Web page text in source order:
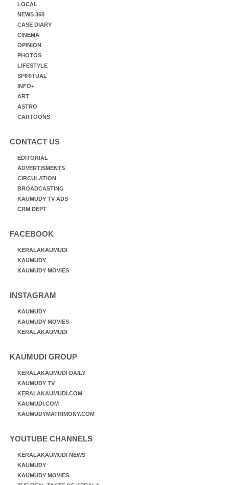
LOCAL
NEWS 360
CASE DIARY
CINEMA
OPINION
PHOTOS
LIFESTYLE
SPIRITUAL
INFO+
ART
ASTRO
CARTOONS
CONTACT US
EDITORIAL
ADVERTISMENTS
CIRCULATION
BROADCASTING
KAUMUDY TV ADS
CRM DEPT
FACEBOOK
KERALAKAUMUDI
KAUMUDY
KAUMUDY MOVIES
INSTAGRAM
KAUMUDY
KAUMUDY MOVIES
KERALAKAUMUDI
KAUMUDI GROUP
KERALAKAUMUDI DAILY
KAUMUDY TV
KERALAKAUMUDI.COM
KAUMUDI.COM
KAUMUDYMATRIMONY.COM
YOUTUBE CHANNELS
KERALAKAUMUDI NEWS
KAUMUDY
KAUMUDY MOVIES